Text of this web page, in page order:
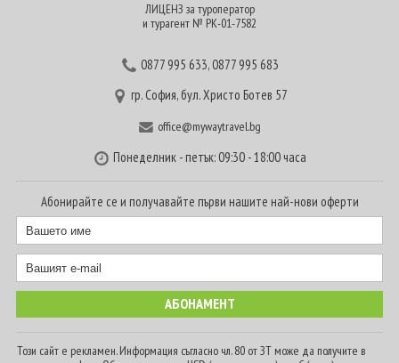
ЛИЦЕНЗ за туроператор
и турагент № РК-01-7582
0877 995 633,0877 995 683
гр. София, бул. Христо Ботев 57
office@mywaytravel.bg
Понеделник - петък: 09:30 - 18:00 часа
Абонирайте се и получавайте първи нашите най-нови оферти
Този сайт е рекламен. Информация съгласно чл. 80 от ЗТ може да получите в